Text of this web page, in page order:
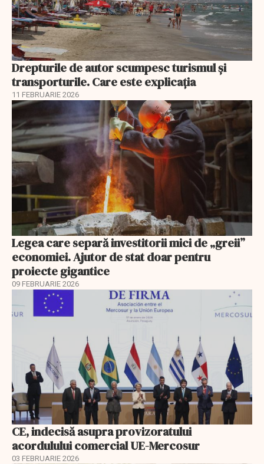
Drepturile de autor scumpesc turismul și
transporturile. Care este explicația
11 FEBRUARIE 2026
Legea care separă investitorii mici de „greii”
economiei. Ajutor de stat doar pentru
proiecte gigantice
09 FEBRUARIE 2026
CE, indecisă asupra provizoratului
acordulului comercial UE-Mercosur
03 FEBRUARIE 2026